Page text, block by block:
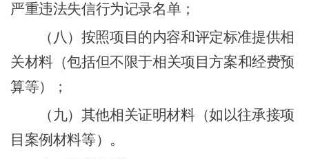
严重违法失信行为记录名单；
（八） 按照项目的内容和评定标准提供相
关材料（包括但不限于相关项目方案和经费预
算等）；
（九） 其他相关证明材料（如以往承接项
目案例材料等）。